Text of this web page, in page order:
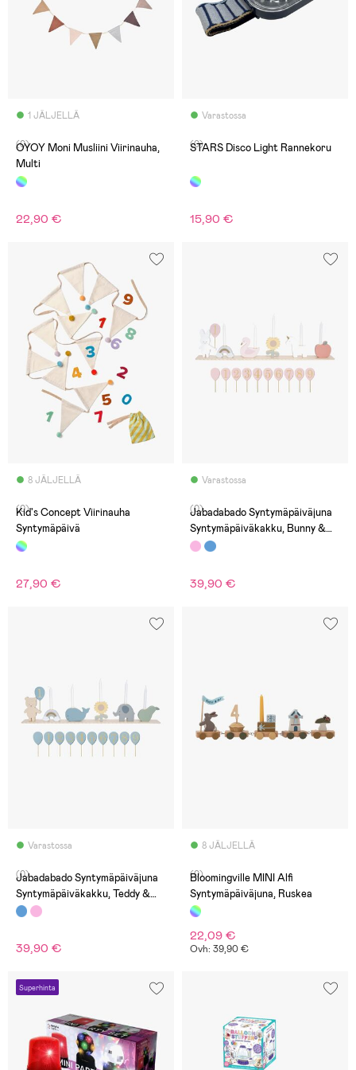
1 JÄLJELLÄ
(0)
OYOY Moni Musliini Viirinauha,
Multi
22,90 €
Varastossa
(0)
STARS Disco Light Rannekoru
15,90 €
8 JÄLJELLÄ
(0)
Kid's Concept Viirinauha
Syntymäpäivä
27,90 €
Varastossa
(0)
Jabadabado Syntymäpäiväjuna
Syntymäpäiväkakku, Bunny &
Friends
39,90 €
Varastossa
(0)
Jabadabado Syntymäpäiväjuna
Syntymäpäiväkakku, Teddy &
Friends
39,90 €
8 JÄLJELLÄ
(0)
Bloomingville MINI Alfi
Syntymäpäiväjuna, Ruskea
22,09 €
Ovh: 39,90 €
Superhinta